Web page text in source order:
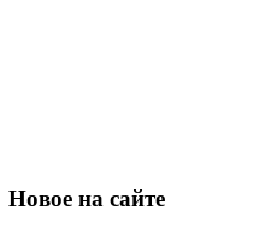
Новое на сайте